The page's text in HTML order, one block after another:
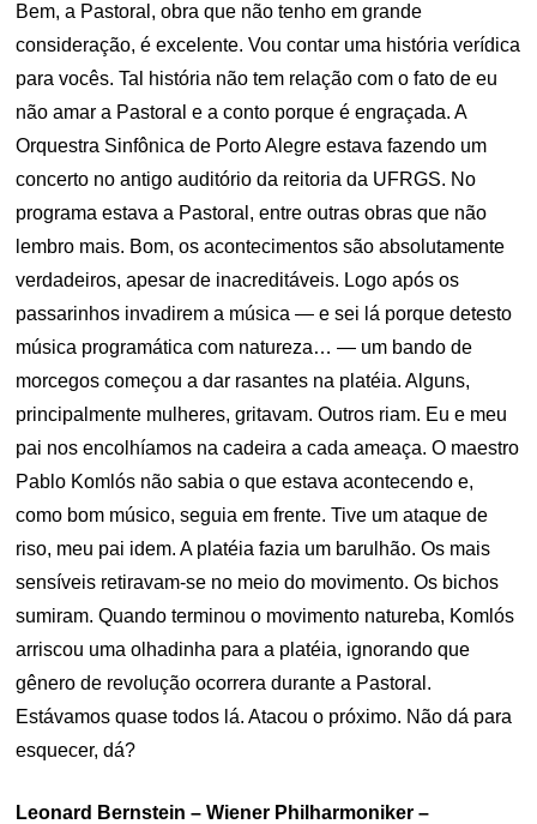
Bem, a Pastoral, obra que não tenho em grande
consideração, é excelente. Vou contar uma história verídica
para vocês. Tal história não tem relação com o fato de eu
não amar a Pastoral e a conto porque é engraçada. A
Orquestra Sinfônica de Porto Alegre estava fazendo um
concerto no antigo auditório da reitoria da UFRGS. No
programa estava a Pastoral, entre outras obras que não
lembro mais. Bom, os acontecimentos são absolutamente
verdadeiros, apesar de inacreditáveis. Logo após os
passarinhos invadirem a música — e sei lá porque detesto
música programática com natureza… — um bando de
morcegos começou a dar rasantes na platéia. Alguns,
principalmente mulheres, gritavam. Outros riam. Eu e meu
pai nos encolhíamos na cadeira a cada ameaça. O maestro
Pablo Komlós não sabia o que estava acontecendo e,
como bom músico, seguia em frente. Tive um ataque de
riso, meu pai idem. A platéia fazia um barulhão. Os mais
sensíveis retiravam-se no meio do movimento. Os bichos
sumiram. Quando terminou o movimento natureba, Komlós
arriscou uma olhadinha para a platéia, ignorando que
gênero de revolução ocorrera durante a Pastoral.
Estávamos quase todos lá. Atacou o próximo. Não dá para
esquecer, dá?
Leonard Bernstein – Wiener Philharmoniker –